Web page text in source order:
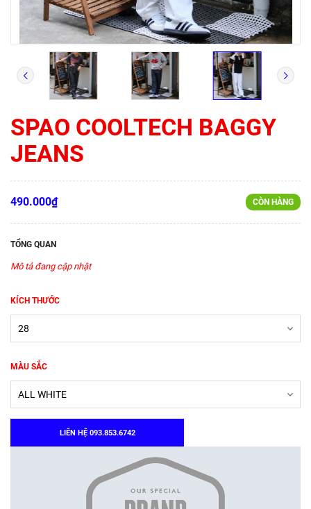
SPAO COOLTECH BAGGY
JEANS
490.000₫ CÒN HÀNG
TỔNG QUAN
Mô tả đang cập nhật
KÍCH THƯỚC
MÀU SẮC
LIÊN HỆ 093.853.6742